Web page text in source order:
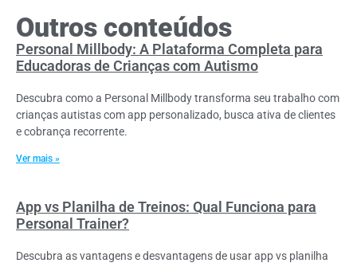
Outros conteúdos
Personal Millbody: A Plataforma Completa para
Educadoras de Crianças com Autismo
Descubra como a Personal Millbody transforma seu trabalho com
crianças autistas com app personalizado, busca ativa de clientes
e cobrança recorrente.
Ver mais »
App vs Planilha de Treinos: Qual Funciona para
Personal Trainer?
Descubra as vantagens e desvantagens de usar app vs planilha